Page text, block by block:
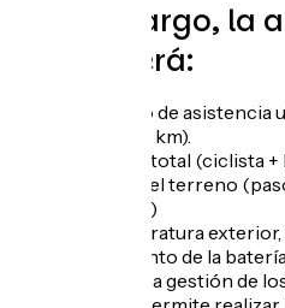
Sin embargo, la
dependerá:
Del modo de
Eco: >100 km).
Del peso total (ciclista
El perfil del terreno
consumo)
La temperatura
rendimiento de la
Una buena gestión de